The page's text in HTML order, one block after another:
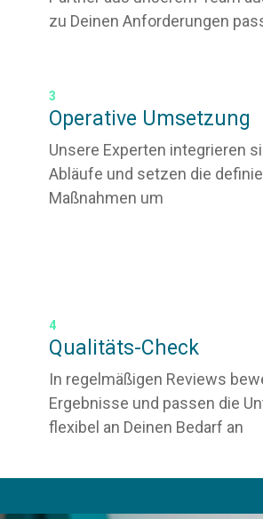
zu Deinen Anforderungen
3
Operative Umsetzung
Unsere Experten integrieren
Abläufe und setzen die
Maßnahmen um
4
Qualitäts-Check
In regelmäßigen Reviews
Ergebnisse und passen die
flexibel an Deinen Bedarf an